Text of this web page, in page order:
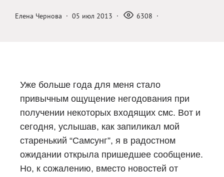
Елена Чернова · 05 июл 2013 · 6308 ·
Уже больше года для меня стало
привычным ощущение негодования при
получении некоторых входящих смс. Вот и
сегодня, услышав, как запиликал мой
старенький “Самсунг”, я в радостном
ожидании открыла пришедшее сообщение.
Но, к сожалению, вместо новостей от